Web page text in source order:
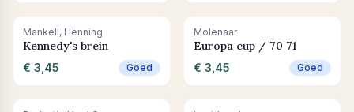
+ In winkelwagen
Mankell, Henning
Kennedy's brein
€ 3,45 Goed
+ In winkelwagen
Molenaar
Europa cup / 70 71
€ 3,45 Goed